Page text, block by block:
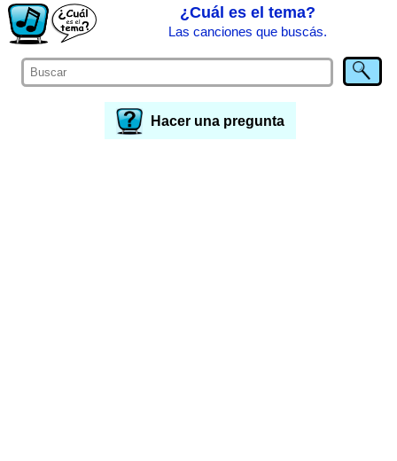
¿Cuál es el tema?
Las canciones que buscás.
Hacer una pregunta